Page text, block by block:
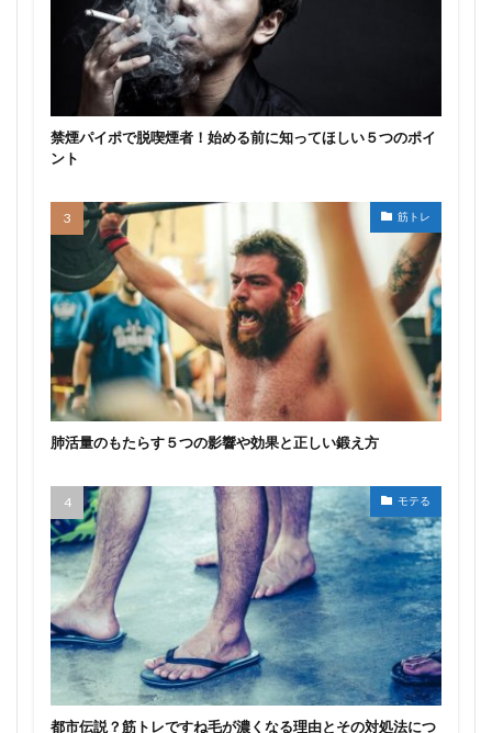
禁煙パイポで脱喫煙者！始める前に知ってほしい５つのポイ
ント
筋トレ
肺活量のもたらす５つの影響や効果と正しい鍛え方
モテる
都市伝説？筋トレですね毛が濃くなる理由とその対処法につ